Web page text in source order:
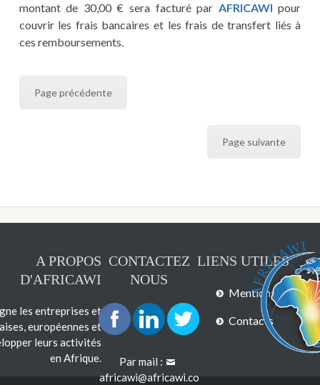
montant de 30,00 € sera facturé par AFRICAWIpour
couvrir les frais bancaires et les frais de transfert liés à
ces remboursements.
Page précédente
Page suivante
A PROPOS
D'AFRICAWI
les entreprises et
européennes et
leurs activités
en Afrique.
CONTACTEZ
NOUS
Par mail :
africawi@africawi.co
LIENS UTILES
Mentions légales
Contacts